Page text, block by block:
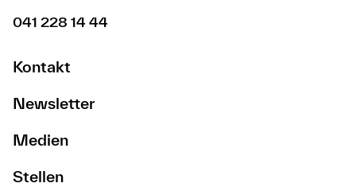
041 228 14 44
Kontakt
Newsletter
Medien
Stellen